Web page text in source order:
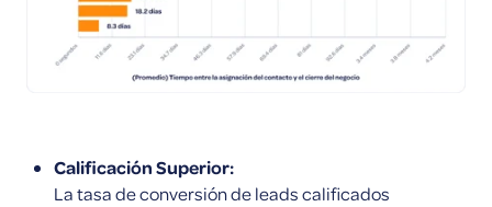
Calificación Superior:
La tasa de conversión de leads calificados